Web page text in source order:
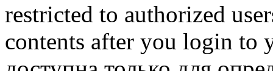
restricted to authorized
contents after you login to